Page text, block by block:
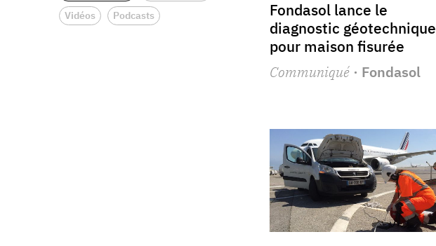
Vidéos
Podcasts
Fondasol lance le
diagnostic géotechnique
pour maison fisurée
Communiqué · Fondasol